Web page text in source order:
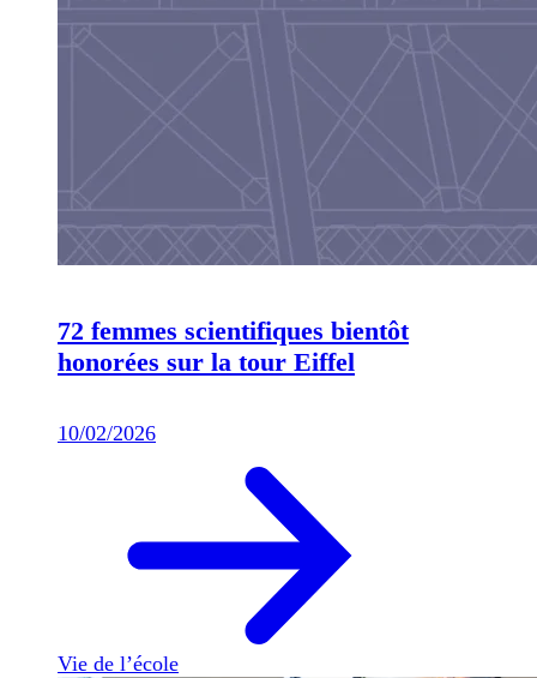
72 femmes scientifiques bientôt
honorées sur la tour Eiffel
10/02/2026
Vie de l’école